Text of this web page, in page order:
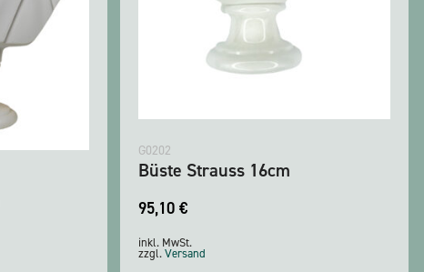
G0202
Büste Strauss 16cm
95,10 €
inkl. MwSt.
zzgl.Versand